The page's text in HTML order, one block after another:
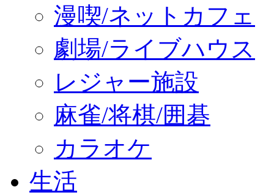
漫喫/ネットカフェ
劇場/ライブハウス
レジャー施設
麻雀/将棋/囲碁
カラオケ
生活